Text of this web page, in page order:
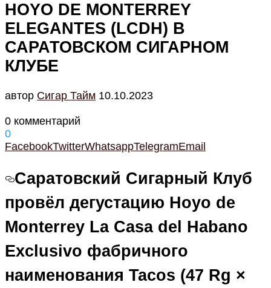
HOYO DE MONTERREY
ELEGANTES (LCDH) В
САРАТОВСКОМ СИГАРНОМ
КЛУБЕ
автор Cигар Тайм 10.10.2023
0 комментарий
0
FacebookTwitterWhatsappTelegramEmail
Саратовский Сигарный Клуб
провёл дегустацию Hoyo de
Monterrey La Casa del Habano
Exclusivo фабричного
наименования Tacos (47 Rg ×